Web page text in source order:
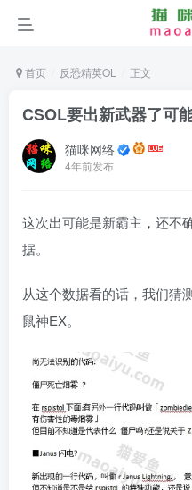
首页 反恐精英OL 正文
CSOL要出新武器了可
猫咪网络
4年前发布
这次出可能是新霸主 ， 还不
据。
从这个数据看的话，我们猜
鼠神EX。